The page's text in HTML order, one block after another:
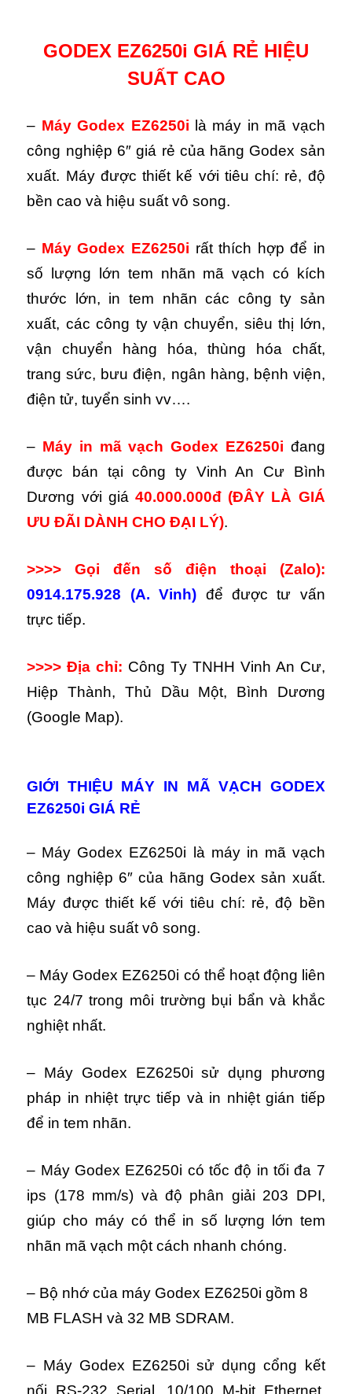
GODEX EZ6250i GIÁ RẺ HIỆU
SUẤT CAO
– Máy Godex EZ6250i là máy in mã vạch
công nghiệp 6″ giá rẻ của hãng Godex sản
xuất. Máy được thiết kế với tiêu chí: rẻ, độ
bền cao và hiệu suất vô song.
– Máy Godex EZ6250i rất thích hợp để in
số lượng lớn tem nhãn mã vạch có kích
thước lớn, in tem nhãn các công ty sản
xuất, các công ty vận chuyển, siêu thị lớn,
vận chuyển hàng hóa, thùng hóa chất,
trang sức, bưu điện, ngân hàng, bệnh viện,
điện tử, tuyển sinh vv….
– Máy in mã vạch Godex EZ6250i đang
được bán tại công ty Vinh An Cư Bình
Dương với giá 40.000.000đ (ĐÂY LÀ GIÁ
ƯU ĐÃI DÀNH CHO ĐẠI LÝ).
>>>> Gọi đến số điện thoại (Zalo):
0914.175.928 (A. Vinh) để được tư vấn
trực tiếp.
>>>> Địa chỉ: Công Ty TNHH Vinh An Cư,
Hiệp Thành, Thủ Dầu Một, Bình Dương
(Google Map).
GIỚI THIỆU MÁY IN MÃ VẠCH GODEX
EZ6250i GIÁ RẺ
– Máy Godex EZ6250i là máy in mã vạch
công nghiệp 6″ của hãng Godex sản xuất.
Máy được thiết kế với tiêu chí: rẻ, độ bền
cao và hiệu suất vô song.
– Máy Godex EZ6250i có thể hoạt động liên
tục 24/7 trong môi trường bụi bẩn và khắc
nghiệt nhất.
– Máy Godex EZ6250i sử dụng phương
pháp in nhiệt trực tiếp và in nhiệt gián tiếp
để in tem nhãn.
– Máy Godex EZ6250i có tốc độ in tối đa 7
ips (178 mm/s) và độ phân giải 203 DPI,
giúp cho máy có thể in số lượng lớn tem
nhãn mã vạch một cách nhanh chóng.
– Bộ nhớ của máy Godex EZ6250i gồm 8
MB FLASH và 32 MB SDRAM.
– Máy Godex EZ6250i sử dụng cổng kết
nối RS-232 Serial, 10/100 M-bit Ethernet,